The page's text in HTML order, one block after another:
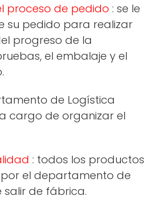
proceso de pedido : se le
su pedido para realizar
progreso de la
el embalaje y el
de Logística
cargo de organizar el
: todos los productos
el departamento de
de fábrica.